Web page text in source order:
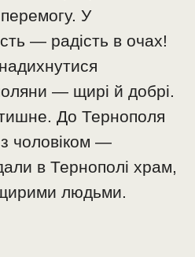
У
— радість в очах!
— щирі й добрі.
До Тернополя
чоловіком —
в Тернополі храм,
людьми.